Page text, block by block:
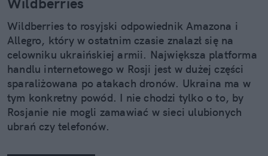
Wildberries to rosyjski odpowiednik Amazona i
Allegro, który w ostatnim czasie znalazł się na
celowniku ukraińskiej armii. Największa platforma
handlu internetowego w Rosji jest w dużej części
sparaliżowana po atakach dronów. Ukraina ma w
tym konkretny powód. I nie chodzi tylko o to, by
Rosjanie nie mogli zamawiać w sieci ulubionych
ubrań czy telefonów.